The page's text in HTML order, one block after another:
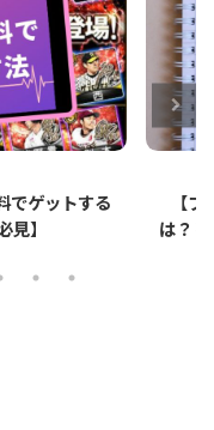
でゲットする
】
【
は？